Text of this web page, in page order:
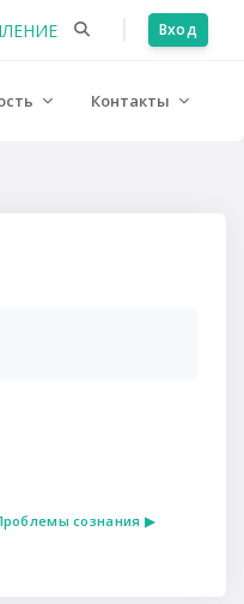
Вход
Контакты
сознания ▶︎